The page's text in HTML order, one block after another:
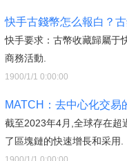
快手古錢幣怎么報白？
快手要求：古幣收藏歸屬于
商務活動.
1900/1/1 0:00:00
MATCH：去中心化交易
截至2023年4月,全球存在超
了區塊鏈的快速增長和采用.